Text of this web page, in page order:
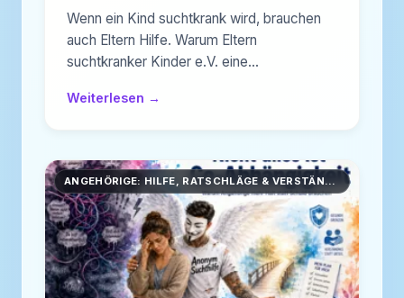
Orte brauchen, an denen sie
wirklich verstanden werden
Wenn ein Kind suchtkrank wird, brauchen
auch Eltern Hilfe. Warum Eltern
suchtkranker Kinder e.V. eine…
Weiterlesen →
ANGEHÖRIGE: HILFE, RATSCHLÄGE & VERSTÄNDNIS